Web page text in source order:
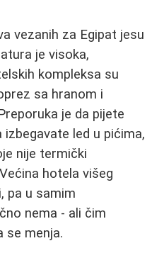
vezanih za Egipat jesu
je visoka,
kompleksa su
sa hranom i
je da pijete
led u pićima,
nije termički
hotela višeg
pa u samim
nema - ali čim
se menja.